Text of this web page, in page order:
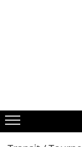
Volkswagen